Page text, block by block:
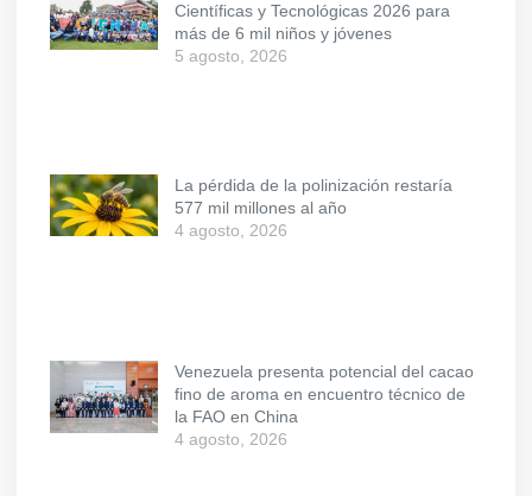
Científicas y Tecnológicas 2026 para
más de 6 mil niños y jóvenes
5 agosto, 2026
La pérdida de la polinización restaría
577 mil millones al año
4 agosto, 2026
Venezuela presenta potencial del cacao
fino de aroma en encuentro técnico de
la FAO en China
4 agosto, 2026